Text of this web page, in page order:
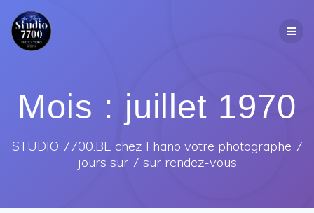
Mois : juillet 1970
STUDIO 7700.BE chez Fhano votre photographe 7
jours sur 7 sur rendez-vous